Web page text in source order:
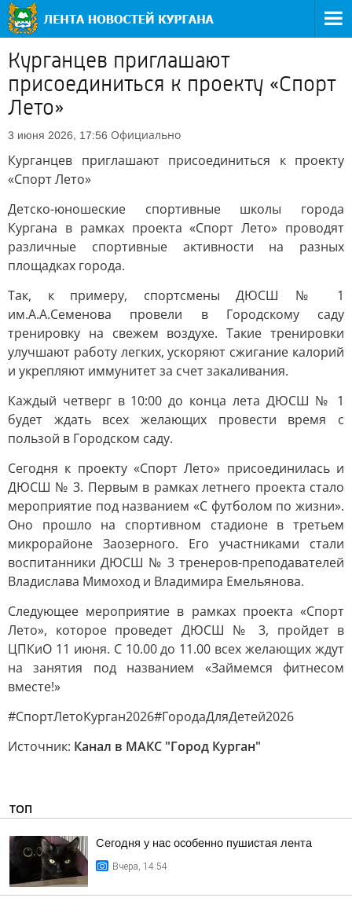
Курганцев приглашают
присоединиться к проекту «Спорт
Лето»
3 июня 2026, 17:56 Официально
Курганцев приглашают присоединиться к проекту
«Спорт Лето»
Детско-юношеские спортивные школы города
Кургана в рамках проекта «Спорт Лето» проводят
различные спортивные активности на разных
площадках города.
Так, к примеру, спортсмены ДЮСШ № 1
им.А.А.Семенова провели в Городскому саду
тренировку на свежем воздухе. Такие тренировки
улучшают работу легких, ускоряют сжигание калорий
и укрепляют иммунитет за счет закаливания.
Каждый четверг в 10:00 до конца лета ДЮСШ № 1
будет ждать всех желающих провести время с
пользой в Городском саду.
Сегодня к проекту «Спорт Лето» присоединилась и
ДЮСШ № 3. Первым в рамках летнего проекта стало
мероприятие под названием «С футболом по жизни».
Оно прошло на спортивном стадионе в третьем
микрорайоне Заозерного. Его участниками стали
воспитанники ДЮСШ № 3 тренеров-преподавателей
Владислава Мимоход и Владимира Емельянова.
Следующее мероприятие в рамках проекта «Спорт
Лето», которое проведет ДЮСШ № 3, пройдет в
ЦПКиО 11 июня. С 10.00 до 11.00 всех желающих ждут
на занятия под названием «Займемся фитнесом
вместе!»
#СпортЛетоКурган2026#ГородаДляДетей2026
Источник: Канал в МАКС "Город Курган"
ТОП
Сегодня у нас особенно пушистая лента
Вчера, 14:54